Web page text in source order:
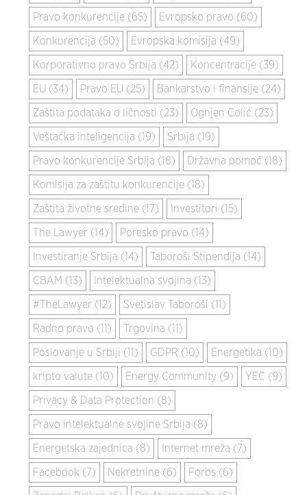
Pravo konkurencije (65) Evropsko pravo (60)
Konkurencija (50) Evropska komisija (49)
Korporativno pravo Srbija (42) Koncentracije (39)
EU (34) Pravo EU (25) Bankarstvo i finansije (24)
Zaštita podataka o ličnosti (23) Ognjen Colić (23)
Veštačka inteligencija (19) Srbija (19)
Pravo konkurencije Srbija (18) Državna pomoć (18)
Komisija za zaštitu konkurencije (18)
Zaštita životne sredine (17) Investitori (15)
The Lawyer (14) Poresko pravo (14)
Investiranje Srbija (14) Taboroši Stipendija (14)
CBAM (13) Intelektualna svojina (13)
#TheLawyer (12) Svetislav Taboroši (11)
Radno pravo (11) Trgovina (11)
Poslovanje u Srbiji (11) GDPR (10) Energetika (10)
kripto valute (10) Energy Community (9) YEC (9)
Privacy & Data Protection (8)
Pravo intelektualne svojine Srbija (8)
Energetska zajednica (8) Internet mreža (7)
Facebook (7) Nekretnine (6) Forbs (6)